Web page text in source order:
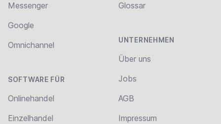
Messenger
Google
Omnichannel
SOFTWARE FÜR
Onlinehandel
Einzelhandel
Glossar
UNTERNEHMEN
Über uns
Jobs
AGB
Impressum